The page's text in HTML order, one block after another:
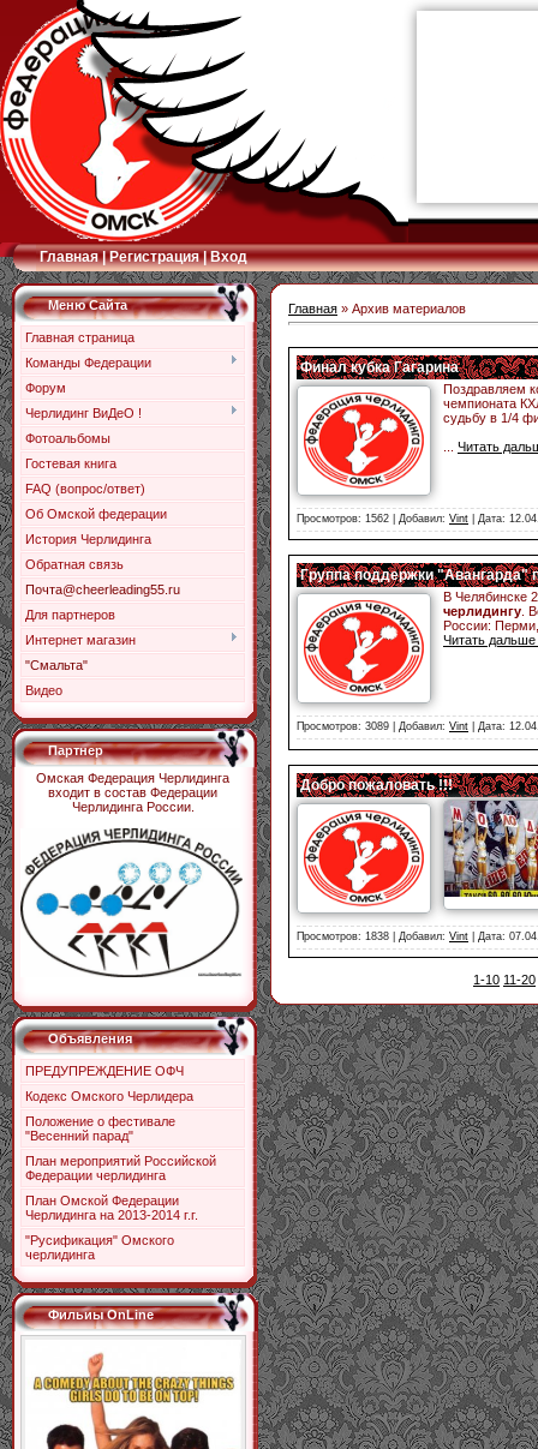
Главная|Регистрация|Вход
Меню Сайта
Главная страница
Команды Федерации
Форум
Черлидинг ВиДеО !
Фотоальбомы
Гостевая книга
FAQ (вопрос/ответ)
Об Омской федерации
История Черлидинга
Обратная связь
Почта@cheerleading55.ru
Для партнеров
Интернет магазин
"Смальта"
Видео
Партнер
Омская Федерация Черлидинга
входит в состав Федерации
Черлидинга России.
Объявления
ПРЕДУПРЕЖДЕНИЕ ОФЧ
Кодекс Омского Черлидера
Положение о фестивале
"Весенний парад"
План мероприятий Российской
Федерации черлидинга
План Омской Федерации
Черлидинга на 2013-2014 г.г.
"Русификация" Омского
черлидинга
Фильиы OnLine
Главная » Архив материалов
Финал кубка Гагарина
Поздравляем
чемпионата
судьбу в 1/4
Читать
Просмотров: 1562 | Добавил: Vint | Дата:
Группа поддержки "Авангарда"
В Челябинске
черлидингу .
России:
Читать дальше
Просмотров: 3089 | Добавил: Vint | Дата:
Добро пожаловать !!!
Просмотров: 1838 | Добавил: Vint | Дата:
1-10 11-20